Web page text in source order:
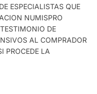
ESPECIALISTAS QUE
NUMISPRO
DE
AL COMPRADOR
PROCEDE LA